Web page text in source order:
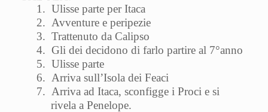
1. Ulisse parte per Itaca
2.
Avventure e peripezie
3. Trattenuto da Calipso
4. Gli dei decidono di farlo partire al 7°anno
5. Ulisse parte
6.
Arriva sull’Isola dei Feaci
7.
Arriva ad Itaca, sconfigge i Proci e si
rivela a Penelope.